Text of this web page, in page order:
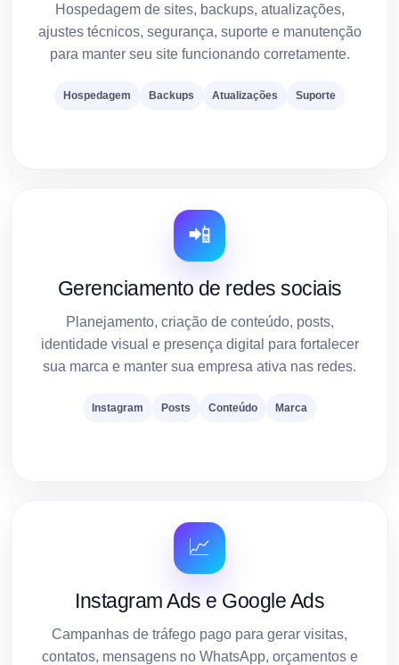
Hospedagem de sites, backups, atualizações,
ajustes técnicos, segurança, suporte e manutenção
para manter seu site funcionando corretamente.
Hospedagem Backups Atualizações Suporte
📲
Gerenciamento de redes sociais
Planejamento, criação de conteúdo, posts,
identidade visual e presença digital para fortalecer
sua marca e manter sua empresa ativa nas redes.
Instagram Posts Conteúdo Marca
📈
Instagram Ads e Google Ads
Campanhas de tráfego pago para gerar visitas,
contatos, mensagens no WhatsApp, orçamentos e